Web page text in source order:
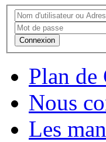
Connexion
Plan de
Nous
Les